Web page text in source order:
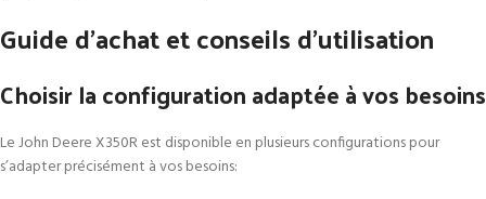
Guide d’achat et conseils d’utilisation
Choisir la configuration adaptée à vos besoins
Le John Deere X350R est disponible en plusieurs configurations pour
s’adapter précisément à vos besoins: